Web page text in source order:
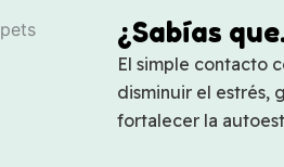
¿Sabías
El simple contacto
disminuir el estrés,
fortalecer la